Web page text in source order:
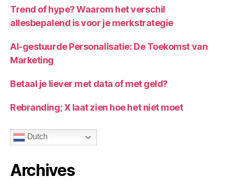
Trend of hype? Waarom het verschil
allesbepalend is voor je merkstrategie
AI-gestuurde Personalisatie: De Toekomst van
Marketing
Betaal je liever met data of met geld?
Rebranding; X laat zien hoe het niet moet
Dutch
Archives